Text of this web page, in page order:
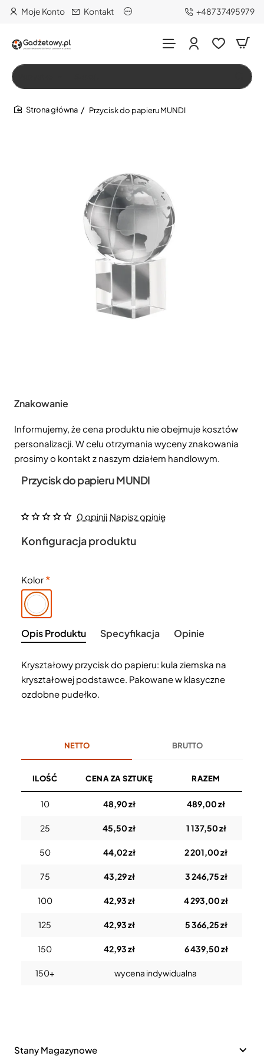
Moje Konto Kontakt +48737495979
Szukaj…
Przycisk do papieru MUNDI
Znakowanie
Informujemy, że cena produktu nie obejmuje kosztów
personalizacji. W celu otrzymania wyceny znakowania
prosimy o kontakt z naszym działem handlowym.
Przycisk do papieru MUNDI
0 opinii Napisz opinię
Konfiguracja produktu
Kolor
Opis Produktu Specyfikacja Opinie
Kryształowy przycisk do papieru: kula ziemska na
kryształowej podstawce. Pakowane w klasyczne
ozdobne pudełko.
NETTO BRUTTO
ILOŚĆ CENA ZA SZTUKĘ RAZEM
10 48,90 zł 489,00 zł
25 45,50 zł 1 137,50 zł
50 44,02 zł 2 201,00 zł
75 43,29 zł 3 246,75 zł
100 42,93 zł 4 293,00 zł
125 42,93 zł 5 366,25 zł
150 42,93 zł 6 439,50 zł
150+ wycena indywidualna
Stany Magazynowe